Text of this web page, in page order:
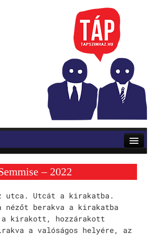
OKTATÁS
Roletti
Utas és holdvilág
– 2022
utca. Utcát a kirakatba.
nézőt berakva a kirakatba
a kirakott, hozzárakott
a valóságos helyére, az